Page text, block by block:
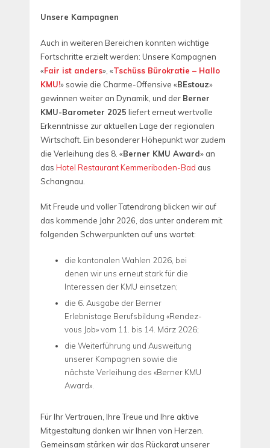
Unsere Kampagnen
Auch in weiteren Bereichen konnten wichtige
Fortschritte erzielt werden: Unsere Kampagnen
«Fair ist anders», «Tschüss Bürokratie – Hallo
KMU!» sowie die Charme-Offensive «BEstouz»
gewinnen weiter an Dynamik, und der Berner
KMU-Barometer 2025 liefert erneut wertvolle
Erkenntnisse zur aktuellen Lage der regionalen
Wirtschaft. Ein besonderer Höhepunkt war zudem
die Verleihung des 8. «Berner KMU Award» an
das Hotel Restaurant Kemmeriboden-Bad aus
Schangnau.
Mit Freude und voller Tatendrang blicken wir auf
das kommende Jahr 2026, das unter anderem mit
folgenden Schwerpunkten auf uns wartet:
die kantonalen Wahlen 2026, bei
denen wir uns erneut stark für die
Interessen der KMU einsetzen;
die 6. Ausgabe der Berner
Erlebnistage Berufsbildung «Rendez-
vous Job» vom 11. bis 14. März 2026;
die Weiterführung und Ausweitung
unserer Kampagnen sowie die
nächste Verleihung des «Berner KMU
Award».
Für Ihr Vertrauen, Ihre Treue und Ihre aktive
Mitgestaltung danken wir Ihnen von Herzen.
Gemeinsam stärken wir das Rückgrat unserer